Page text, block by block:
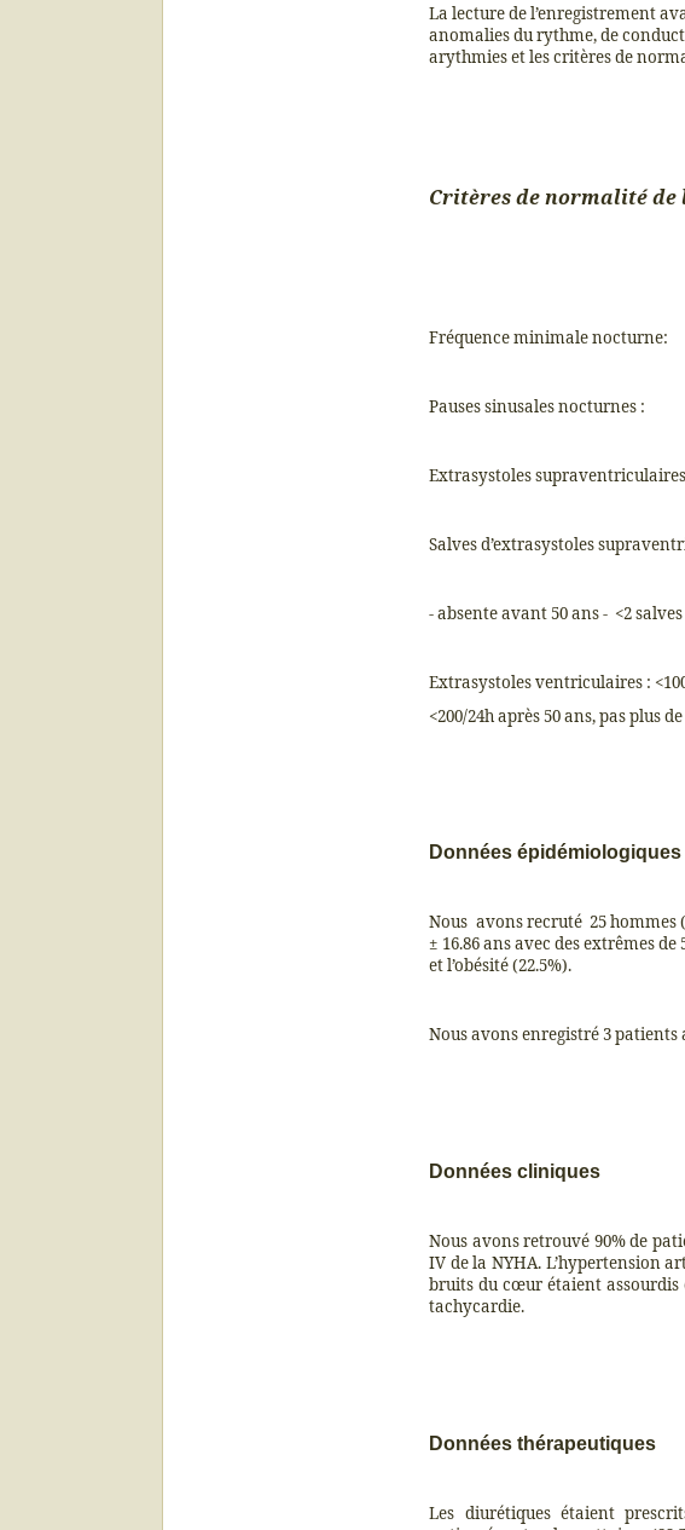
La lecture de l’enregistrement
anomalies du rythme, de
arythmies et les critères de
Critères de normalité de
Fréquence minimale nocturne:
Pauses sinusales nocturnes :
Extrasystoles supraventriculaires
Salves d’extrasystoles
- absente avant 50 ans - <2
Extrasystoles ventriculaires :
<200/24h après 50 ans, pas plus
Données épidémiologiques
Nous avons recruté 25 hommes
± 16.86 ans avec des extrêmes
et l’obésité (22.5%).
Nous avons enregistré 3
Données cliniques
Nous avons retrouvé 90% de
IV de la NYHA. L’hypertension
bruits du cœur étaient assourdis
tachycardie.
Données thérapeutiques
Les diurétiques étaient